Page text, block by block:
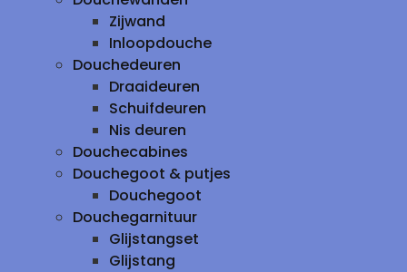
Zijwand
Inloopdouche
Douchedeuren
Draaideuren
Schuifdeuren
Nis deuren
Douchecabines
Douchegoot & putjes
Douchegoot
Douchegarnituur
Glijstangset
Glijstang